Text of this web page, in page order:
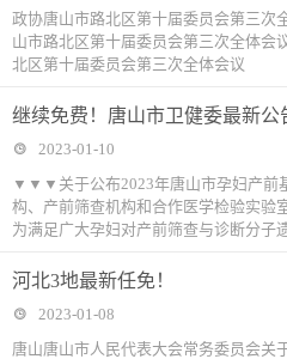
政协唐山市路北区第十届委员会第三次
山市路北区第十届委员会第三次全体会
北区第十届委员会第三次全体会议
继续免费！唐山市卫健委最新公
2023-01-10
▼▼▼关于公布2023年唐山市孕妇产前
构、产前筛查机构和合作医学检验实验
为满足广大孕妇对产前筛查与诊断分子
河北3地最新任免！
2023-01-08
唐山唐山市人民代表大会常务委员会关